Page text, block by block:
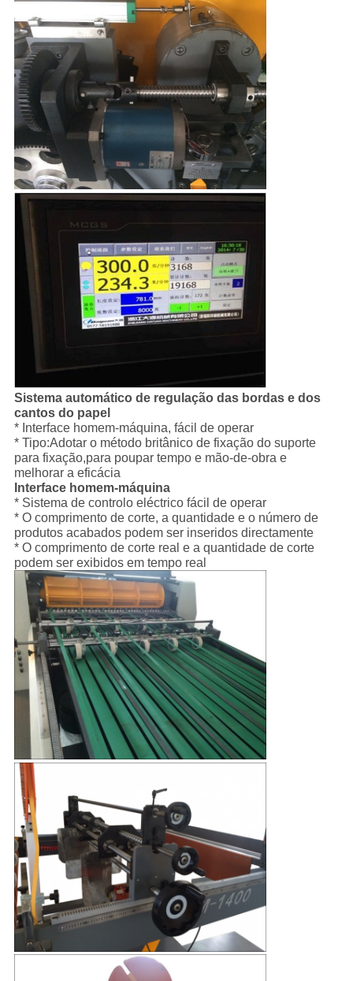
Sistema automático de regulação das bordas e dos
cantos do papel
* Interface homem-máquina, fácil de operar
* Tipo:Adotar o método britânico de fixação do suporte
para fixação,para poupar tempo e mão-de-obra e
melhorar a eficácia
Interface homem-máquina
* Sistema de controlo eléctrico fácil de operar
* O comprimento de corte, a quantidade e o número de
produtos acabados podem ser inseridos directamente
* O comprimento de corte real e a quantidade de corte
podem ser exibidos em tempo real